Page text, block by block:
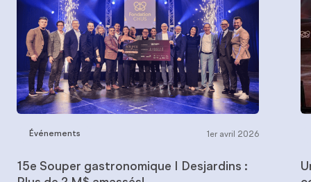
Événements 1er avril 2026
15e Souper gastronomique I Desjardins :